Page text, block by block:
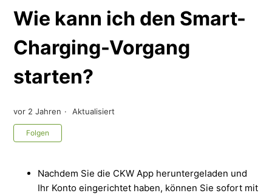
Wie kann ich den Smart-
Charging-Vorgang
starten?
vor 2 Jahren Aktualisiert
Folgen
Nachdem Sie die CKW App heruntergeladen und
Ihr Konto eingerichtet haben, können Sie sofort mit